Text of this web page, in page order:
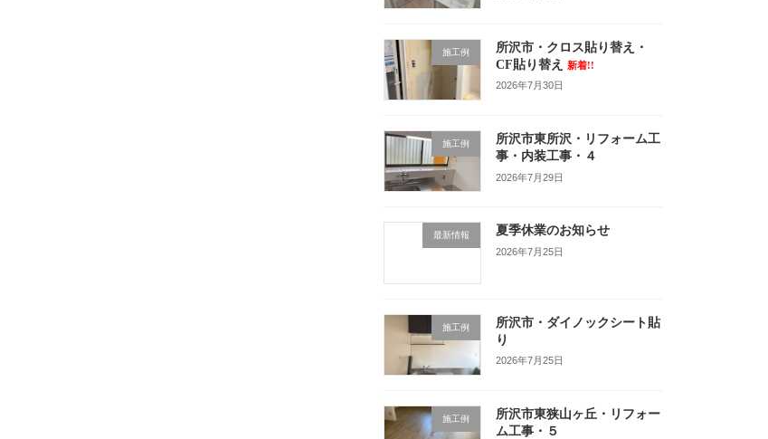
施工例
所沢市・クロス貼り替え・
CF貼り替え
新着!!
2026年7月30日
施工例
所沢市東所沢・リフォーム工
事・内装工事・４
2026年7月29日
最新情報 夏季休業のお知らせ
2026年7月25日
施工例
所沢市・ダイノックシート貼
り
2026年7月25日
施工例
所沢市東狭山ヶ丘・リフォー
ム工事・５